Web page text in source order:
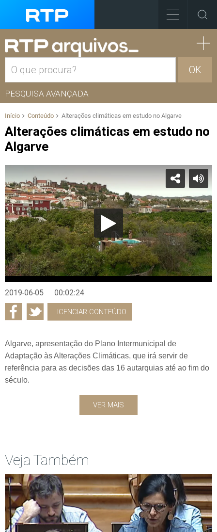
OK
PESQUISA AVANÇADA
Início Conteúdo Alterações climáticas em estudo no Algarve
Alterações climáticas em estudo no
Algarve
2019-06-05 00:02:24
LICENCIAR CONTEÚDO
Algarve, apresentação do Plano Intermunicipal de
Adaptação às Alterações Climáticas, que irá servir de
referência para as decisões das 16 autarquias até ao fim do
século.
VER MAIS
Veja Também